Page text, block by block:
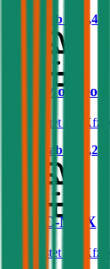
Prämie ab
€ 90,41
Ford Mondeo
Was kostet die
Prämie ab
€ 58,25
Ford C-MAX
Was kostet die